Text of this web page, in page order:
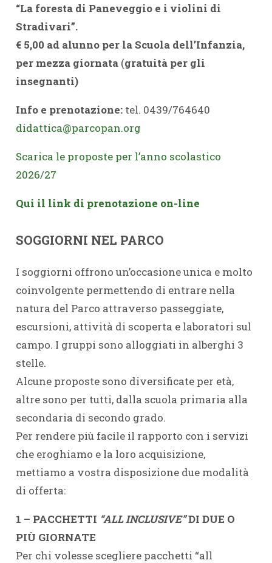
“La foresta di Paneveggio e i violini di
Stradivari”.
€ 5,00 ad alunno per la Scuola dell’Infanzia,
per mezza giornata (gratuità per gli
insegnanti)
Info e prenotazione:tel. 0439/764640
didattica@parcopan.org
Scarica le proposte per l’anno scolastico
2026/27
Qui il link di prenotazione on-line
SOGGIORNI NEL PARCO
I soggiorni offrono un’occasione unica e molto
coinvolgente permettendo di entrare nella
natura del Parco attraverso passeggiate,
escursioni, attività di scoperta e laboratori sul
campo. I gruppi sono alloggiati in alberghi 3
stelle.
Alcune proposte sono diversificate per età,
altre sono per tutti, dalla scuola primaria alla
secondaria di secondo grado.
Per rendere più facile il rapporto con i servizi
che eroghiamo e la loro acquisizione,
mettiamo a vostra disposizione due modalità
di offerta:
1 – PACCHETTI “ALL INCLUSIVE”DI DUE O
PIÙ GIORNATE
Per chi volesse scegliere pacchetti “all